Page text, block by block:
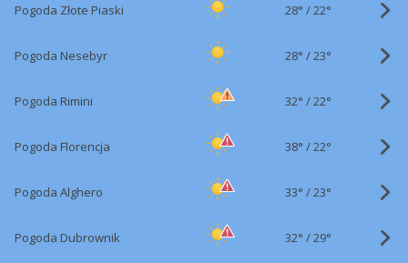
Pogoda Złote Piaski 28° /22°
Pogoda Nesebyr 28° /23°
Pogoda Rimini 32° /22°
Pogoda Florencja 38° /22°
Pogoda Alghero 33° /23°
Pogoda Dubrownik 32° /29°